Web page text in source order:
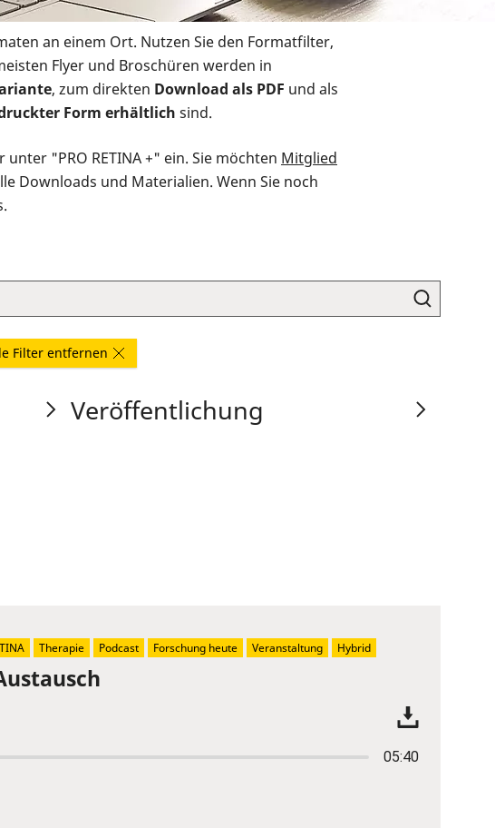
an einem Ort. Nutzen Sie den Formatfilter,
Flyer und Broschüren werden in
, zum direkten Download als PDF und als
Form erhältlich sind.
"PRO RETINA +" ein. Sie möchten Mitglied
Downloads und Materialien. Wenn Sie noch
Filter entfernen
Veröffentlichung
05:40
Therapie Podcast Forschung heute Veranstaltung Hybrid